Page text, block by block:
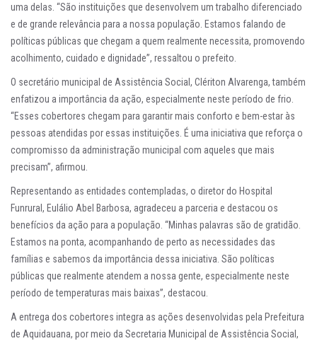
uma delas. “São instituições que desenvolvem um trabalho diferenciado
e de grande relevância para a nossa população. Estamos falando de
políticas públicas que chegam a quem realmente necessita, promovendo
acolhimento, cuidado e dignidade”, ressaltou o prefeito.
O secretário municipal de Assistência Social, Clériton Alvarenga, também
enfatizou a importância da ação, especialmente neste período de frio.
“Esses cobertores chegam para garantir mais conforto e bem-estar às
pessoas atendidas por essas instituições. É uma iniciativa que reforça o
compromisso da administração municipal com aqueles que mais
precisam”, afirmou.
Representando as entidades contempladas, o diretor do Hospital
Funrural, Eulálio Abel Barbosa, agradeceu a parceria e destacou os
benefícios da ação para a população. “Minhas palavras são de gratidão.
Estamos na ponta, acompanhando de perto as necessidades das
famílias e sabemos da importância dessa iniciativa. São políticas
públicas que realmente atendem a nossa gente, especialmente neste
período de temperaturas mais baixas”, destacou.
A entrega dos cobertores integra as ações desenvolvidas pela Prefeitura
de Aquidauana, por meio da Secretaria Municipal de Assistência Social,